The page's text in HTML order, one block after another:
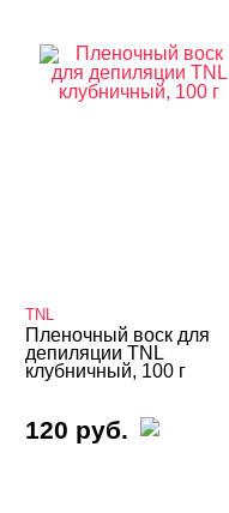
TNL
Пленочный воск для
депиляции TNL
клубничный, 100 г
120 руб.